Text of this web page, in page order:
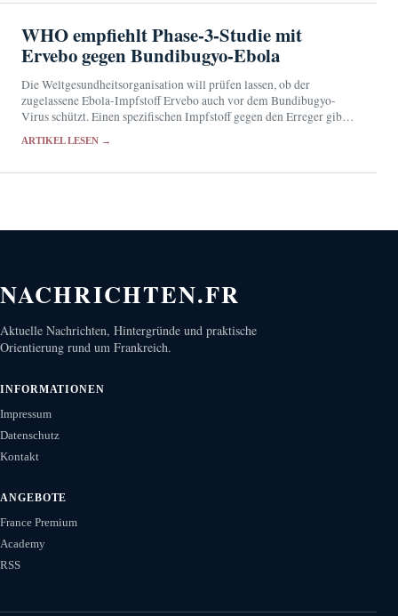
WHO empfiehlt Phase-3-Studie mit
Ervebo gegen Bundibugyo-Ebola
Die Weltgesundheitsorganisation will prüfen lassen, ob der
zugelassene Ebola-Impfstoff Ervebo auch vor dem Bundibugyo-
Virus schützt. Einen spezifischen Impfstoff gegen den Erreger gibt
ARTIKEL LESEN →
NACHRICHTEN.FR
Aktuelle Nachrichten, Hintergründe und praktische
Orientierung rund um Frankreich.
INFORMATIONEN
Impressum
Datenschutz
Kontakt
ANGEBOTE
France Premium
Academy
RSS